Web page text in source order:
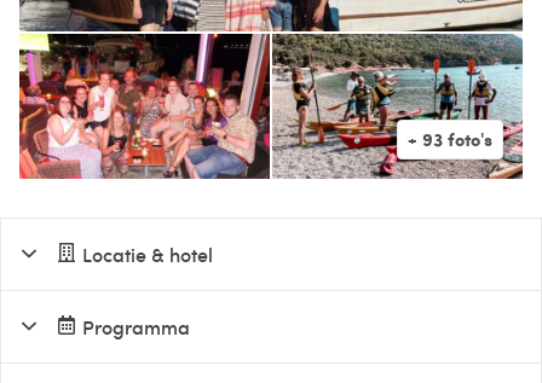
Locatie & hotel
Programma